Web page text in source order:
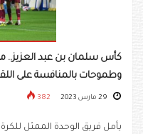
كأس سلمان بن عبد العزيز..
وطموحات بالمنافسة على
382
يأمل فريق الوحدة الممثل